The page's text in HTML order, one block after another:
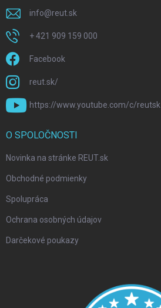
info@reut.sk
+ 421 909 159 000
Facebook
reut.sk/
https://www.youtube.com/c/reutsk
O SPOLOČNOSTI
Novinka na stránke REUT.sk
Obchodné podmienky
Spolupráca
Ochrana osobných údajov
Darčekové poukazy